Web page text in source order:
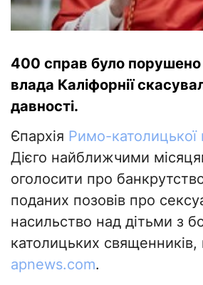
400 справ було порушено
влада Каліфорнії
давності.
Єпархія Римо-католицької
Дієго найближчими
оголосити про
поданих позовів про
насильство над дітьми з
католицьких священників,
apnews.com.